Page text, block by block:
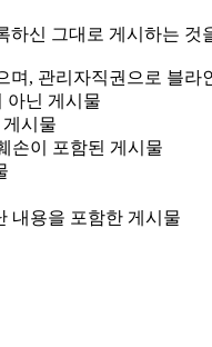
신 그대로 게시하는 것
, 관리자직권으로 블
아닌 게시물
시물
손이 포함된 게시물
내용을 포함한 게시물